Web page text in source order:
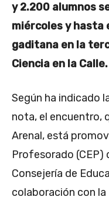
y 2.200 alumnos
miércoles y hasta
gaditana en la
Ciencia en la Calle.
Según ha indicado
nota, el encuentro,
Arenal, está
Profesorado (CEP)
Consejería de
colaboración con la